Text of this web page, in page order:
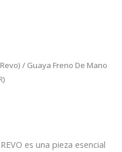
/ Guaya Freno De Mano
es una pieza esencial